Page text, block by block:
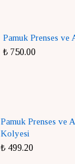
Pamuk Prenses ve
₺ 750.00
Pamuk Prenses ve
Kolyesi
₺ 499.20